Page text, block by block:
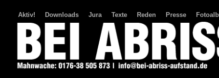
Aktiv! Downloads Jura Texte Reden Presse